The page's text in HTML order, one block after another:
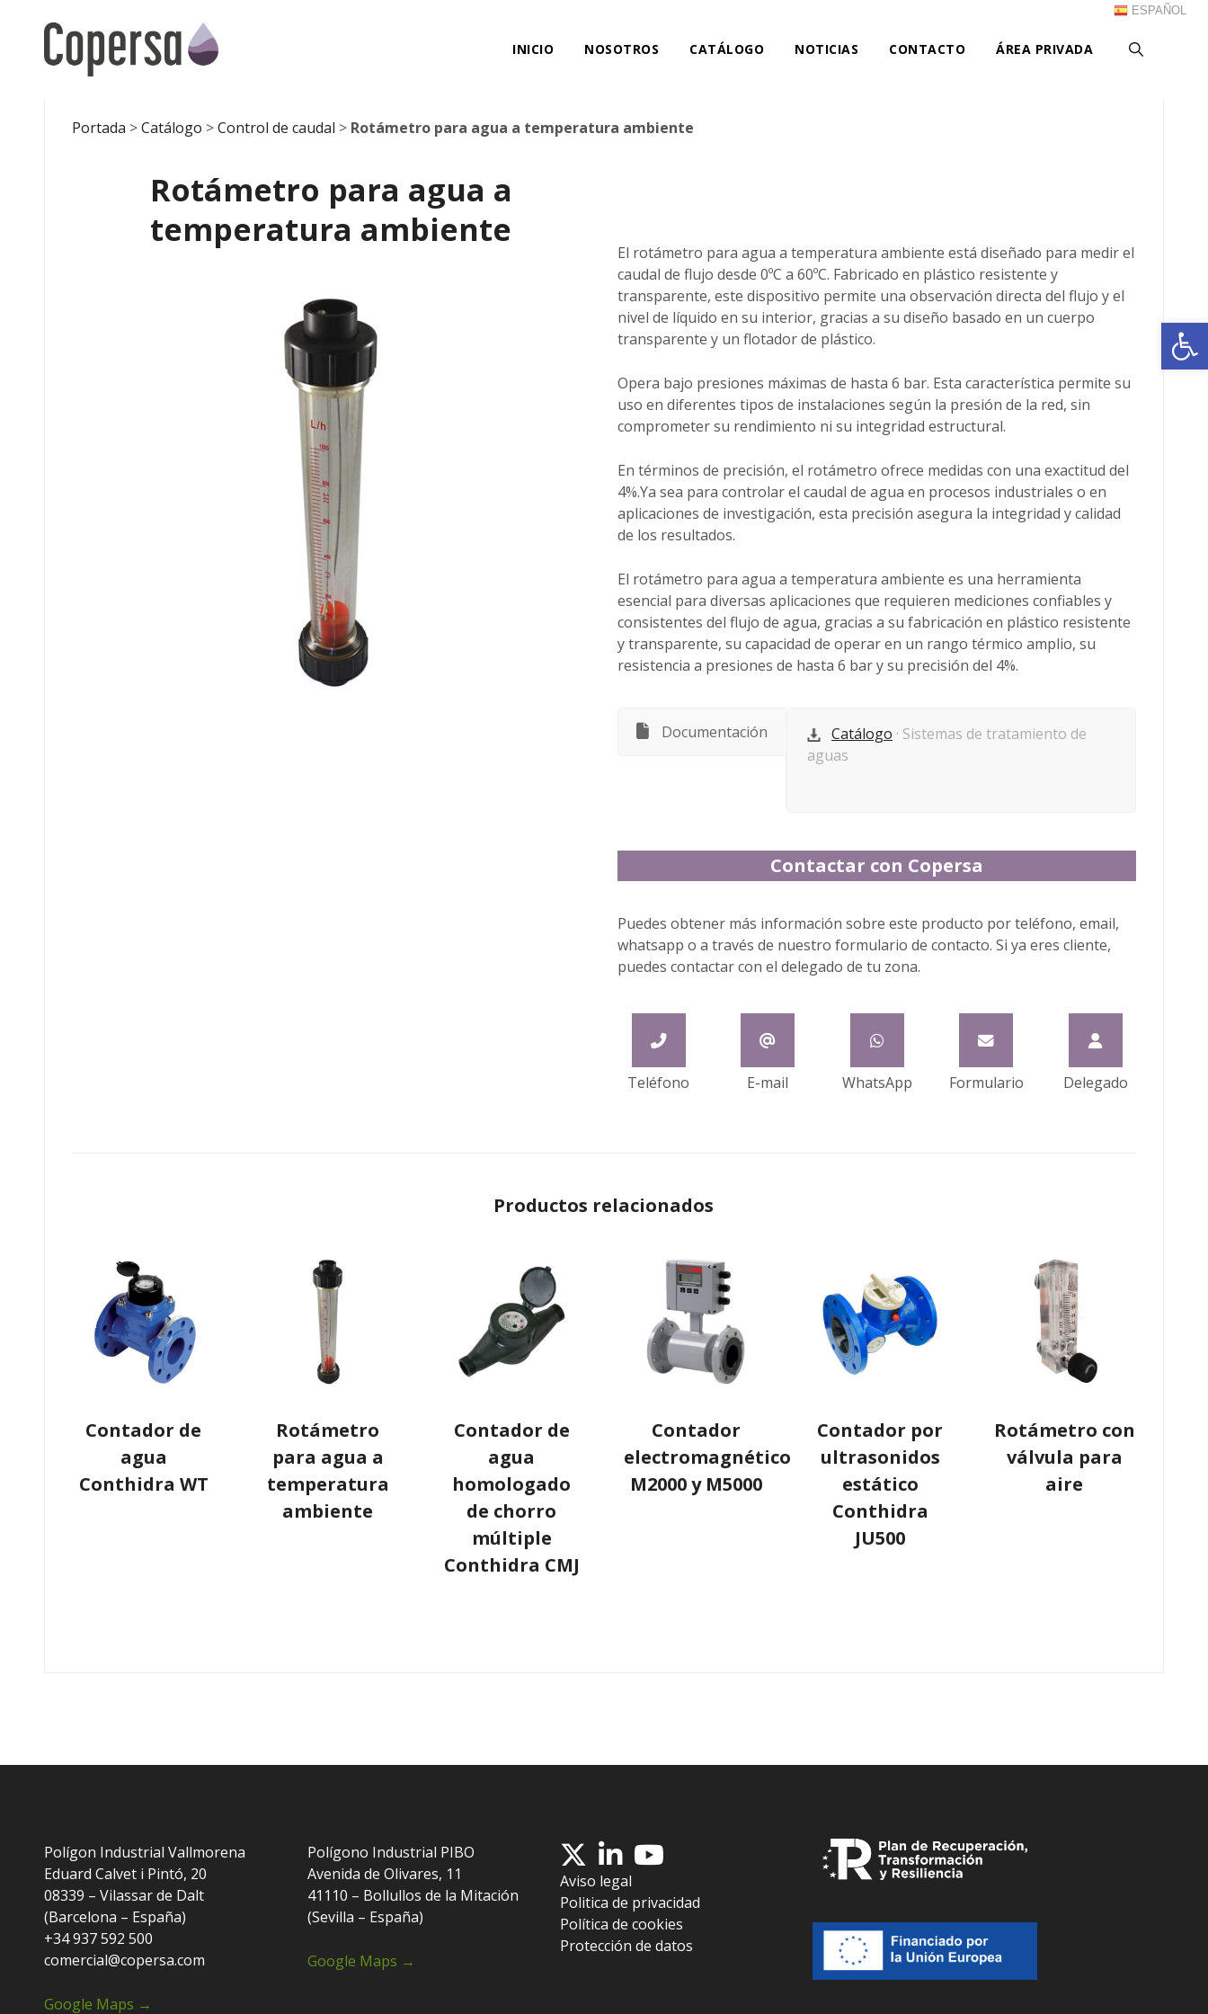
content
INICIO NOSOTROS CATÁLOGO NOTICIAS CONTACTO ÁREA PRIVADA
ESPAÑOL
Portada >Catálogo >Control de caudal > Rotámetro para agua a temperatura ambiente
Rotámetro para agua a
temperatura ambiente
El rotámetro para agua a temperatura ambiente está diseñado para medir el
caudal de flujo desde 0ºC a 60ºC. Fabricado en plástico resistente y
transparente, este dispositivo permite una observación directa del flujo y el
nivel de líquido en su interior, gracias a su diseño basado en un cuerpo
transparente y un flotador de plástico.
Opera bajo presiones máximas de hasta 6 bar. Esta característica permite su
uso en diferentes tipos de instalaciones según la presión de la red, sin
comprometer su rendimiento ni su integridad estructural.
En términos de precisión, el rotámetro ofrece medidas con una exactitud del
4%.Ya sea para controlar el caudal de agua en procesos industriales o en
aplicaciones de investigación, esta precisión asegura la integridad y calidad
de los resultados.
El rotámetro para agua a temperatura ambiente es una herramienta
esencial para diversas aplicaciones que requieren mediciones confiables y
consistentes del flujo de agua, gracias a su fabricación en plástico resistente
y transparente, su capacidad de operar en un rango térmico amplio, su
resistencia a presiones de hasta 6 bar y su precisión del 4%.
Documentación Catálogo · Sistemas de tratamiento de
aguas
Contactar con Copersa
Puedes obtener más información sobre este producto por teléfono, email,
whatsapp o a través de nuestro formulario de contacto. Si ya eres cliente,
puedes contactar con el delegado de tu zona.
Teléfono E-mail WhatsApp Formulario Delegado
Productos relacionados
Contador de
agua
Conthidra WT
Rotámetro
para agua a
temperatura
ambiente
Contador de
agua
homologado
de chorro
múltiple
Conthidra CMJ
Contador
electromagnético
M2000 y M5000
Contador por
ultrasonidos
estático
Conthidra
JU500
Rotámetro con
válvula para
aire
Polígon Industrial Vallmorena
Eduard Calvet i Pintó, 20
08339 – Vilassar de Dalt
(Barcelona – España)
+34 937 592 500
comercial@copersa.com
Google Maps →
Polígono Industrial PIBO
Avenida de Olivares, 11
41110 – Bollullos de la Mitación
(Sevilla – España)
Google Maps →
Aviso legal
Politica de privacidad
Política de cookies
Protección de datos